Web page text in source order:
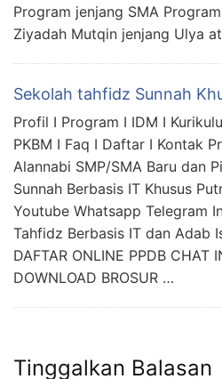
Program jenjang SMA
Ziyadah Mutqin jenjang Ulya
Sekolah tahfidz Sunnah
Profil I Program I IDM I
PKBM I Faq I Daftar I Kontak
Alannabi SMP/SMA Baru dan
Sunnah Berbasis IT Khusus
Youtube Whatsapp Telegram
Tahfidz Berbasis IT dan Adab
DAFTAR ONLINE PPDB CHAT
DOWNLOAD BROSUR …
Tinggalkan Balasan